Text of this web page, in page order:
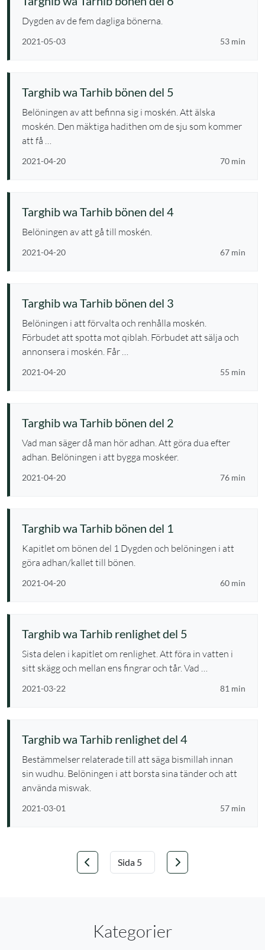
Dygden av de fem dagliga bönerna.
2021-05-03 53 min
Targhib wa Tarhib bönen del 5
Belöningen av att befinna sig i moskén. Att älska
moskén. Den mäktiga hadithen om de sju som kommer
att få …
2021-04-20 70 min
Targhib wa Tarhib bönen del 4
Belöningen av att gå till moskén.
2021-04-20 67 min
Targhib wa Tarhib bönen del 3
Belöningen i att förvalta och renhålla moskén.
Förbudet att spotta mot qiblah. Förbudet att sälja och
annonsera i moskén. Får …
2021-04-20 55 min
Targhib wa Tarhib bönen del 2
Vad man säger då man hör adhan. Att göra dua efter
adhan. Belöningen i att bygga moskéer.
2021-04-20 76 min
Targhib wa Tarhib bönen del 1
Kapitlet om bönen del 1 Dygden och belöningen i att
göra adhan/kallet till bönen.
2021-04-20 60 min
Targhib wa Tarhib renlighet del 5
Sista delen i kapitlet om renlighet. Att föra in vatten i
sitt skägg och mellan ens fingrar och tår. Vad …
2021-03-22 81 min
Targhib wa Tarhib renlighet del 4
Bestämmelser relaterade till att säga bismillah innan
sin wudhu. Belöningen i att borsta sina tänder och att
använda miswak.
2021-03-01 57 min
Föregående
Välj sida
Nästa
Kategorier